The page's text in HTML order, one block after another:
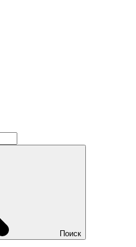
Поиск